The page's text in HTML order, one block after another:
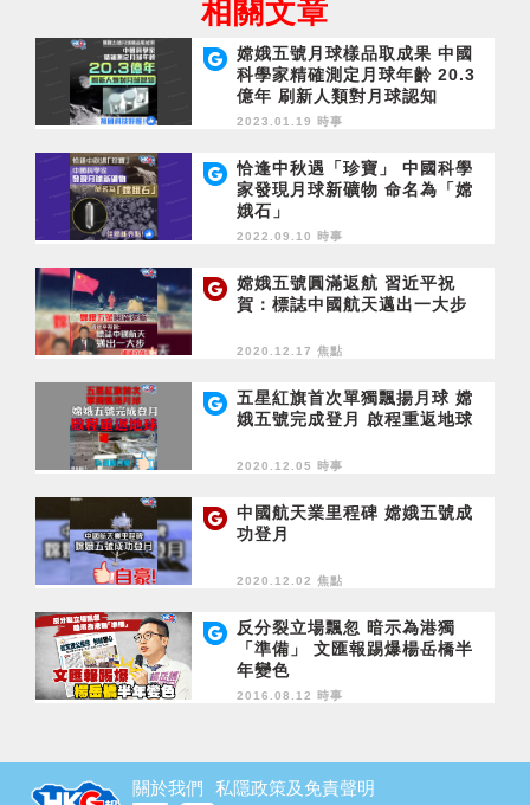
相關文章
嫦娥五號月球樣品取成果 中國
科學家精確測定月球年齡 20.3
億年 刷新人類對月球認知
2023.01.19 時事
恰逢中秋遇「珍寶」 中國科學
家發現月球新礦物 命名為「嫦
娥石」
2022.09.10 時事
嫦娥五號圓滿返航 習近平祝
賀：標誌中國航天邁出一大步
2020.12.17 焦點
五星紅旗首次單獨飄揚月球 嫦
娥五號完成登月 啟程重返地球
2020.12.05 時事
中國航天業里程碑 嫦娥五號成
功登月
2020.12.02 焦點
反分裂立場飄忽 暗示為港獨
「準備」 文匯報踢爆楊岳橋半
年變色
2016.08.12 時事
關於我們 私隱政策及免責聲明